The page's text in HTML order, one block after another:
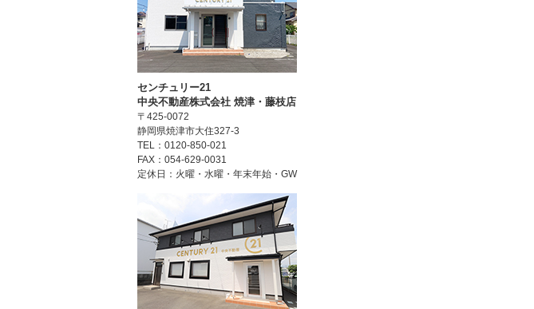
センチュリー21
中央不動産株式会社 焼津・藤枝店
〒425-0072
静岡県焼津市大住327-3
TEL：0120-850-021
FAX：054-629-0031
定休日：火曜・水曜・年末年始・GW